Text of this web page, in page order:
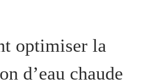
optimiser la
d’eau chaude